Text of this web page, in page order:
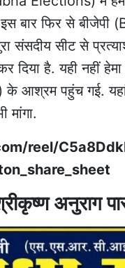
बार फिर से बीजेपी
संसदीय सीट से
दिया है. यही नहीं
आश्रम पहुंच गई.
मांगा.
reel/
अनुराग